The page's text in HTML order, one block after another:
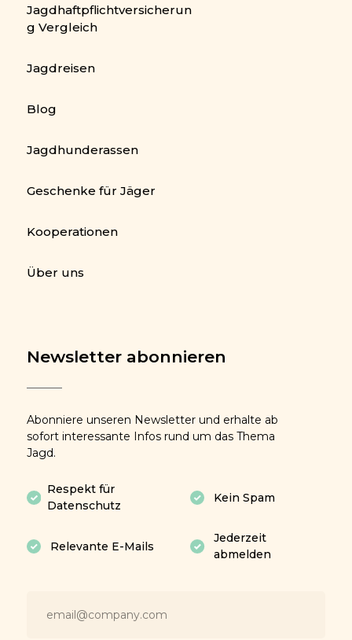
Jagdhaftpflichtversicherun
g Vergleich
Jagdreisen
Blog
Jagdhunderassen
Geschenke für Jäger
Kooperationen
Über uns
Newsletter abonnieren
Abonniere unseren Newsletter und erhalte ab
sofort interessante Infos rund um das Thema
Jagd.
Respekt für
Datenschutz
Kein Spam
Relevante E-Mails
Jederzeit
abmelden